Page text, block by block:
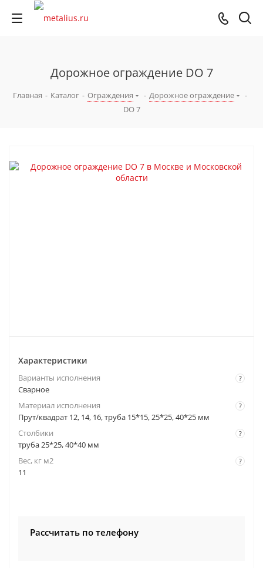
Дорожное ограждение DO 7
Главная - Каталог - Ограждения - Дорожное ограждение
-
DO 7
Характеристики
?
Варианты исполнения
Сварное
?
Материал исполнения
Прут/квадрат 12, 14, 16, труба 15*15, 25*25, 40*25 мм
?
Столбики
труба 25*25, 40*40 мм
?
Вес, кг м2
11
Рассчитать по телефону